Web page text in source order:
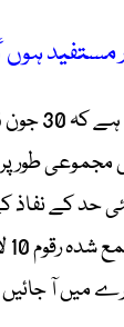
نئی حد کے
میں آ